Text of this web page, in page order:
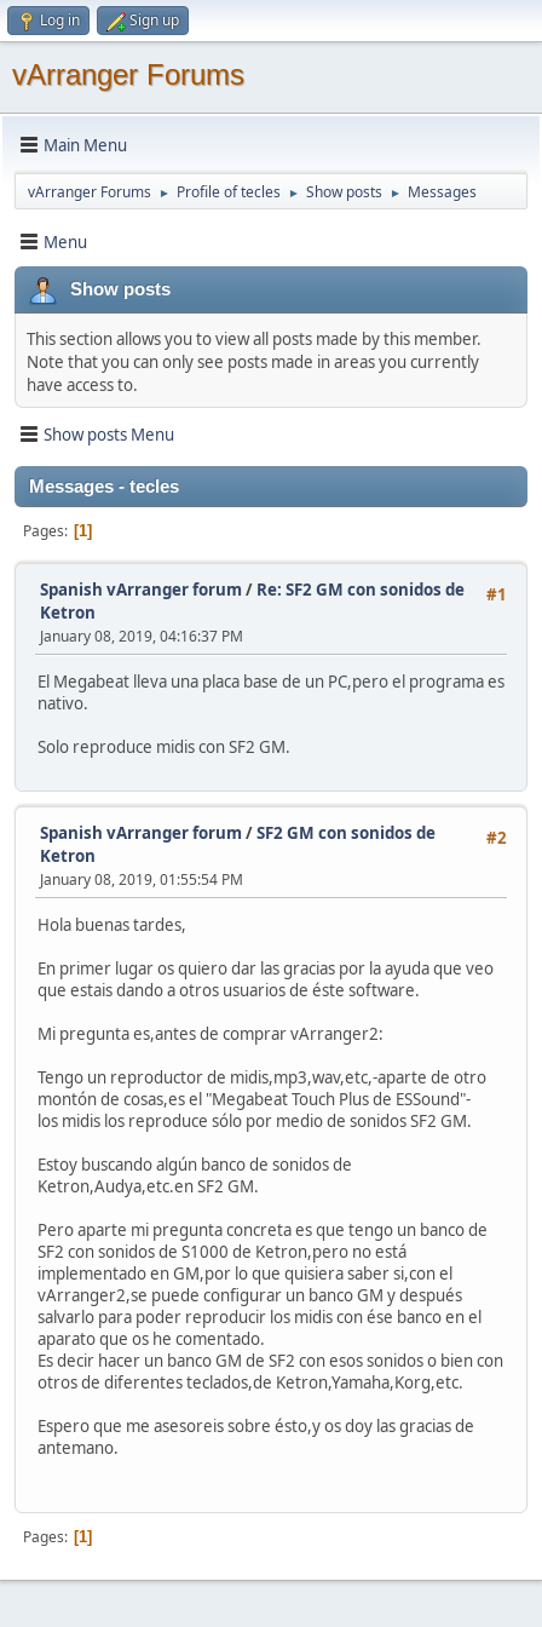
Log in Sign up
vArranger Forums
Main Menu
vArranger Forums ► Profile of tecles ► Show posts ► Messages
Menu
Show posts
This section allows you to view all posts made by this member.
Note that you can only see posts made in areas you currently
have access to.
Show posts Menu
Messages - tecles
Pages 1
#1
Spanish vArranger forum / Re: SF2 GM con sonidos de
Ketron
January 08, 2019, 04:16:37 PM
El Megabeat lleva una placa base de un PC,pero el programa es
nativo.
Solo reproduce midis con SF2 GM.
#2
Spanish vArranger forum /SF2 GM con sonidos de
Ketron
January 08, 2019, 01:55:54 PM
Hola buenas tardes,
En primer lugar os quiero dar las gracias por la ayuda que veo
que estais dando a otros usuarios de éste software.
Mi pregunta es,antes de comprar vArranger2:
Tengo un reproductor de midis,mp3,wav,etc,-aparte de otro
montón de cosas,es el "Megabeat Touch Plus de ESSound"-
los midis los reproduce sólo por medio de sonidos SF2 GM.
Estoy buscando algún banco de sonidos de
Ketron,Audya,etc.en SF2 GM.
Pero aparte mi pregunta concreta es que tengo un banco de
SF2 con sonidos de S1000 de Ketron,pero no está
implementado en GM,por lo que quisiera saber si,con el
vArranger2,se puede configurar un banco GM y después
salvarlo para poder reproducir los midis con ése banco en el
aparato que os he comentado.
Es decir hacer un banco GM de SF2 con esos sonidos o bien con
otros de diferentes teclados,de Ketron,Yamaha,Korg,etc.
Espero que me asesoreis sobre ésto,y os doy las gracias de
antemano.
Pages 1